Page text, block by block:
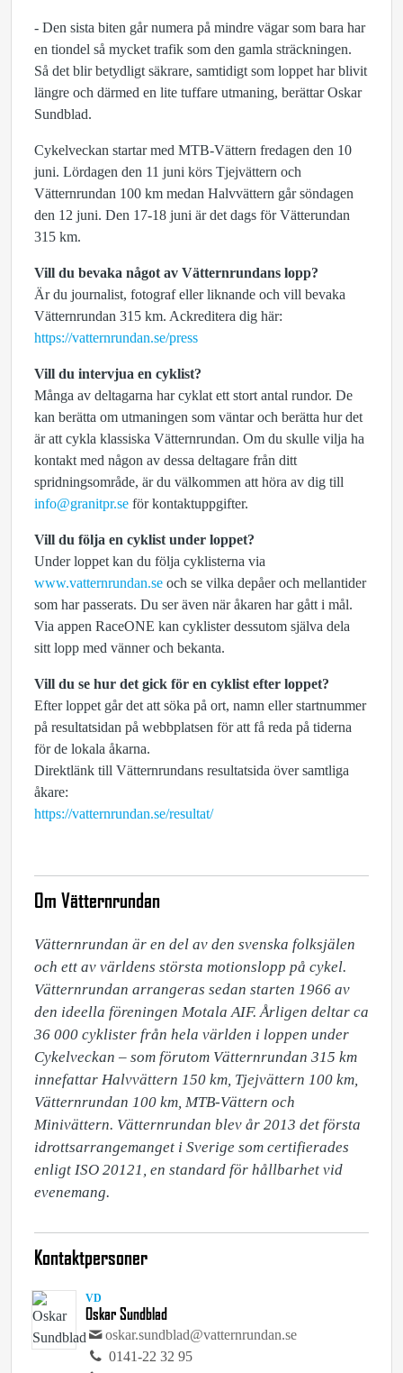
- Den sista biten går numera på mindre vägar som bara har
en tiondel så mycket trafik som den gamla sträckningen.
Så det blir betydligt säkrare, samtidigt som loppet har blivit
längre och därmed en lite tuffare utmaning, berättar Oskar
Sundblad.
Cykelveckan startar med MTB-Vättern fredagen den 10
juni. Lördagen den 11 juni körs Tjejvättern och
Vätternrundan 100 km medan Halvvättern går söndagen
den 12 juni. Den 17-18 juni är det dags för Vätterundan
315 km.
Vill du bevaka något av Vätternrundans lopp?
Är du journalist, fotograf eller liknande och vill bevaka
Vätternrundan 315 km. Ackreditera dig här:
https://vatternrundan.se/press
Vill du intervjua en cyklist?
Många av deltagarna har cyklat ett stort antal rundor. De
kan berätta om utmaningen som väntar och berätta hur det
är att cykla klassiska Vätternrundan. Om du skulle vilja ha
kontakt med någon av dessa deltagare från ditt
spridningsområde, är du välkommen att höra av dig till
info@granitpr.se för kontaktuppgifter.
Vill du följa en cyklist under loppet?
Under loppet kan du följa cyklisterna via
www.vatternrundan.se och se vilka depåer och mellantider
som har passerats. Du ser även när åkaren har gått i mål.
Via appen RaceONE kan cyklister dessutom själva dela
sitt lopp med vänner och bekanta.
Vill du se hur det gick för en cyklist efter loppet?
Efter loppet går det att söka på ort, namn eller startnummer
på resultatsidan på webbplatsen för att få reda på tiderna
för de lokala åkarna.
Direktlänk till Vätternrundans resultatsida över samtliga
åkare:
https://vatternrundan.se/resultat/
Om Vätternrundan
Vätternrundan är en del av den svenska folksjälen
och ett av världens största motionslopp på cykel.
Vätternrundan arrangeras sedan starten 1966 av
den ideella föreningen Motala AIF. Årligen deltar ca
36 000 cyklister från hela världen i loppen under
Cykelveckan – som förutom Vätternrundan 315 km
innefattar Halvvättern 150 km, Tjejvättern 100 km,
Vätternrundan 100 km, MTB-Vättern och
Minivättern. Vätternrundan blev år 2013 det första
idrottsarrangemanget i Sverige som certifierades
enligt ISO 20121, en standard för hållbarhet vid
evenemang.
Kontaktpersoner
VD
Oskar Sundblad
oskar.sundblad@vatternrundan.se
0141-22 32 95